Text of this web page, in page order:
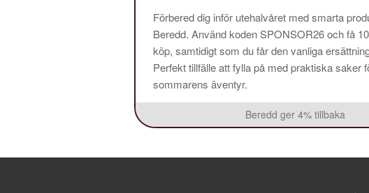
Förbered dig inför utehalvåret med smarta
Beredd. Använd koden SPONSOR26 och få
köp, samtidigt som du får den vanliga
Perfekt tillfälle att fylla på med praktiska saker
sommarens äventyr.
Beredd ger 4% tillbaka